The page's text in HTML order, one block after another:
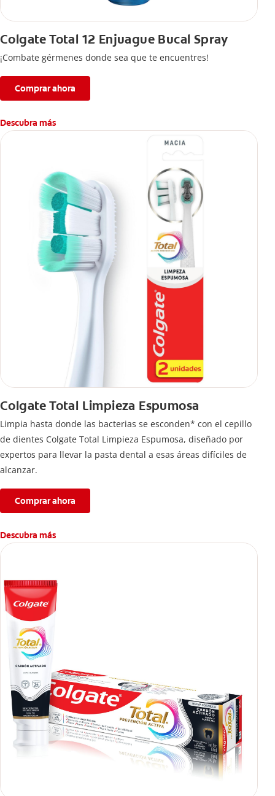
Colgate Total 12 Enjuague Bucal Spray
¡Combate gérmenes donde sea que te encuentres!
Comprar ahora
Descubra más
Colgate Total Limpieza Espumosa
Limpia hasta donde las bacterias se esconden* con el cepillo
de dientes Colgate Total Limpieza Espumosa, diseñado por
expertos para llevar la pasta dental a esas áreas difíciles de
alcanzar.
Comprar ahora
Descubra más